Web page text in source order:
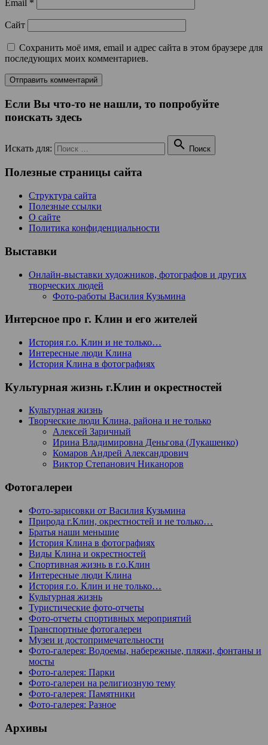
Email *
Сайт
Сохранить моё имя, email и адрес сайта в этом браузере для
последующих моих комментариев.
Если Вы что-то не нашли, то попробуйте
поискать здесь
Искать для:  Поиск
Полезные страницы сайта
Структура сайта
Полезные ссылки
О сайте
Политика конфиденциальности
Выставки
Онлайн-выставки художников, фотографов и других
творческих людей
Фото-работы Василия Кузьмина
Интерсное про г. Клин и его жителей
История г.о. Клин и не только…
Интересные люди Клина
История Клина в фотографиях
Культурная жизнь г.Клин и окрестностей
Культурная жизнь
Творческие люди Клина, района и не только
Алексей Заричный
Ирина Владимировна Деньгова (Лукашенко)
Комаров Андрей Александрович
Виктор Степанович Никаноров
Фотогалереи
Фото-зарисовки от Василия Кузьмина
Природа г.Клин, окрестностей и не только…
Братья наши меньшие
История Клина в фотографиях
Виды Клина и окрестностей
Спортивная жизнь в г.о.Клин
Интересные люди Клина
История г.о. Клин и не только…
Культурная жизнь
Туристические фото-отчеты
Фото-отчеты спортивных мероприятий
Транспортные фотогалереи
Музеи и достопримечательности
Фото-галерея: Водоемы, набережные, пляжи, фонтаны и
мосты
Фото-галерея: Парки
Фото-галереи на религиозную тему
Фото-галерея: Памятники
Фото-галерея: Разное
Архивы